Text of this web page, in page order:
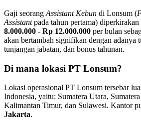
Gaji seorang Assistant Kebun di Lonsum (
Assistantpada tahun pertama) diperkirakan
8.000.000 - Rp 12.000.000 per bulan
akan bertambah signifikan dengan adanya
tunjangan jabatan, dan bonus tahunan.
Di mana lokasi PT Lonsum?
Lokasi operasional PT Lonsum tersebar
Indonesia, yaitu: Sumatera Utara,
Kalimantan Timur, dan Sulawesi. Kantor
Jakarta.